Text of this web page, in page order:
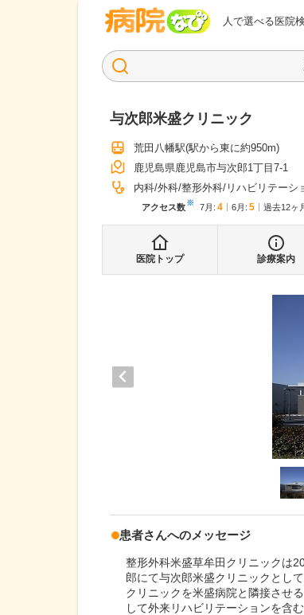
人で選べる医院
病院なび
与次郎米盛クリニック
荒田八幡駅(駅から東に約950m)
鹿児島県鹿児島市与次郎1丁目7-1
内科 外科 整形外科 リハビリテーシ
アクセス数※ 7月 : 4 6月 : 5 過去12ヶ
医院トップ 診療案内
患者さんへのメッセージ
整形外科米盛草牟田クリニックは
郎にて与次郎米盛クリニックとし
クリニックを米盛病院と隣接させ
して外来リハビリテーションを含